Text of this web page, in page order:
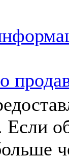
Если